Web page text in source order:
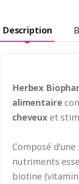
Description
Herbex
alimentaire
cheveux et
Composé
nutriments
biotine